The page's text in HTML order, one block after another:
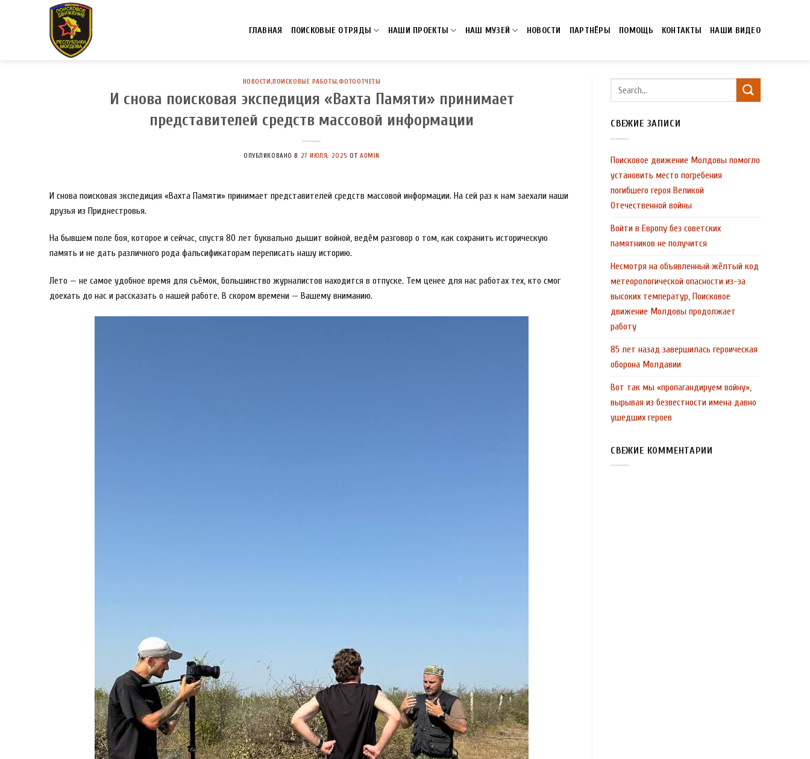
ГЛАВНАЯ ПОИСКОВЫЕ ОТРЯДЫ НАШИ ПРОЕКТЫ НАШ МУЗЕЙ НОВОСТИ ПАРТНЁРЫ ПОМОЩЬ КОНТАКТЫ НАШИ ВИДЕО
НОВОСТИ,ПОИСКОВЫЕ РАБОТЫ,ФОТООТЧЕТЫ
И снова поисковая экспедиция «Вахта Памяти» принимает
представителей средств массовой информации
ОПУБЛИКОВАНО В 27 ИЮЛЯ, 2025 ОТADMIN
И снова поисковая экспедиция «Вахта Памяти» принимает представителей средств массовой информации. На сей раз к нам заехали наши
друзья из Приднестровья.
На бывшем поле боя, которое и сейчас, спустя 80 лет буквально дышит войной, ведём разговор о том, как сохранить историческую
память и не дать различного рода фальсификаторам переписать нашу историю.
Лето — не самое удобное время для съёмок, большинство журналистов находится в отпуске. Тем ценее для нас работах тех, кто смог
доехать до нас и рассказать о нашей работе. В скором времени — Вашему вниманию.
СВЕЖИЕ ЗАПИСИ
Поисковое движение Молдовы помогло
установить место погребения
погибшего героя Великой
Отечественной войны
Войти в Европу без советских
памятников не получится
Несмотря на объявленный жёлтый код
метеорологической опасности из-за
высоких температур, Поисковое
движение Молдовы продолжает
работу
85 лет назад завершилась героическая
оборона Молдавии
Вот так мы «пропагандируем войну»,
вырывая из безвестности имена давно
ушедших героев
СВЕЖИЕ КОММЕНТАРИИ